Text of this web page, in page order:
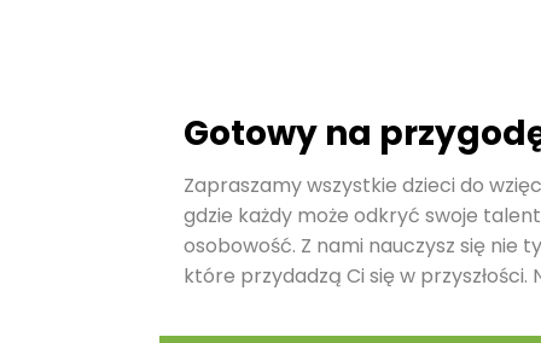
Gotowy na
Zapraszamy wszystkie dzieci do
gdzie każdy może odkryć swoje
osobowość. Z nami nauczysz się nie
które przydadzą Ci się w przyszłości.